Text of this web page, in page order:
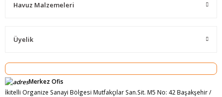
Havuz Malzemeleri
Üyelik
Merkez Ofis
İkitelli Organize Sanayi Bölgesi Mutfakçılar San.Sit. M5 No: 42 Başakşehir /